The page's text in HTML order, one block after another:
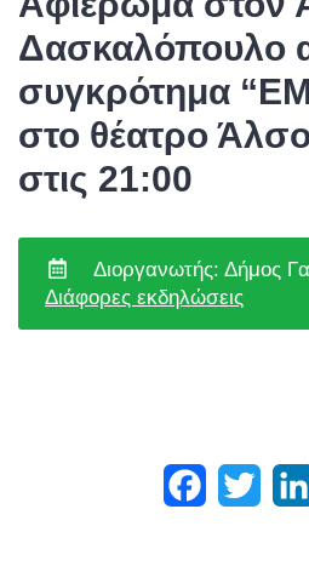
Δασκαλόπουλο
συγκρότημα
στο θέατρο
στις 21:00
Διοργανωτής: Δήμος
Διάφορες εκδηλώσεις
Facebook